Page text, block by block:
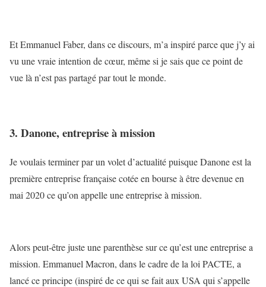
Et Emmanuel Faber, dans ce discours, m’a inspiré parce que j’y ai
vu une vraie intention de cœur, même si je sais que ce point de
vue là n’est pas partagé par tout le monde.
3. Danone, entreprise à mission
Je voulais terminer par un volet d’actualité puisque Danone est la
première entreprise française cotée en bourse à être devenue en
mai 2020 ce qu’on appelle une entreprise à mission.
Alors peut-être juste une parenthèse sur ce qu’est une entreprise a
mission. Emmanuel Macron, dans le cadre de la loi PACTE, a
lancé ce principe (inspiré de ce qui se fait aux USA qui s’appelle